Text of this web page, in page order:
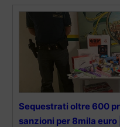
Sequestrati oltre 600
sanzioni per 8mila euro